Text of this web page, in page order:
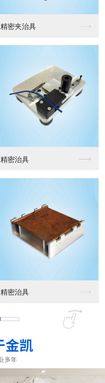
精密夹治具
精密治具
精密治具